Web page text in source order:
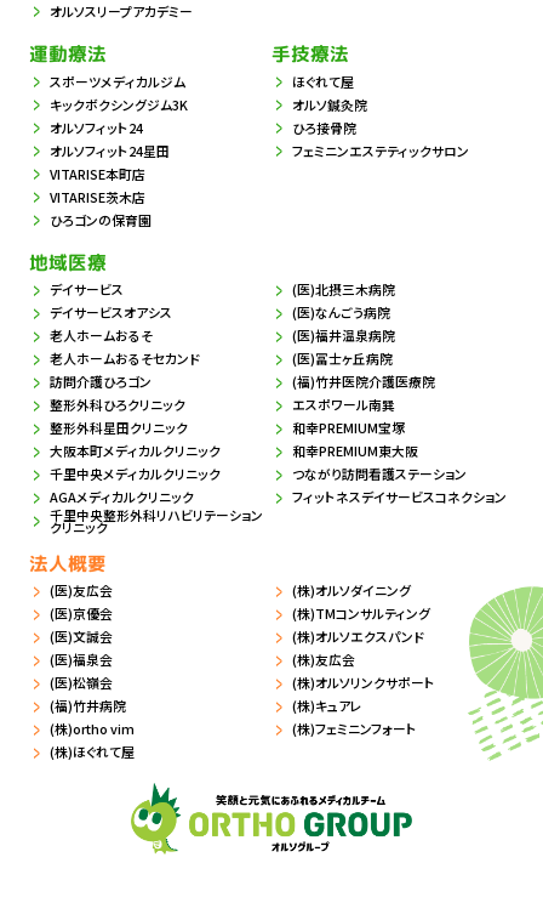
オルソスリープアカデミー
運動療法
スポーツメディカルジム
キックボクシングジム3K
オルソフィット24
オルソフィット24星田
VITARISE本町店
VITARISE茨木店
ひろゴンの保育園
手技療法
ほぐれて屋
オルソ鍼灸院
ひろ接骨院
フェミニンエステティックサロン
地域医療
デイサービス
デイサービスオアシス
老人ホームおるそ
老人ホームおるそセカンド
訪問介護ひろゴン
整形外科ひろクリニック
整形外科星田クリニック
大阪本町メディカルクリニック
千里中央メディカルクリニック
AGAメディカルクリニック
千里中央整形外科リハビリテーション
クリニック
(医)北摂三木病院
(医)なんごう病院
(医)福井温泉病院
(医)冨士ヶ丘病院
(福)竹井医院介護医療院
エスポワール南巽
和幸PREMIUM宝塚
和幸PREMIUM東大阪
つながり訪問看護ステーション
フィットネスデイサービスコネクション
法人概要
(医)友広会
(医)京優会
(医)文誠会
(医)福泉会
(医)松嶺会
(福)竹井病院
(株)ortho vim
(株)ほぐれて屋
(株)オルソダイニング
(株)TMコンサルティング
(株)オルソエクスパンド
(株)友広会
(株)オルソリンクサポート
(株)キュアレ
(株)フェミニンフォート